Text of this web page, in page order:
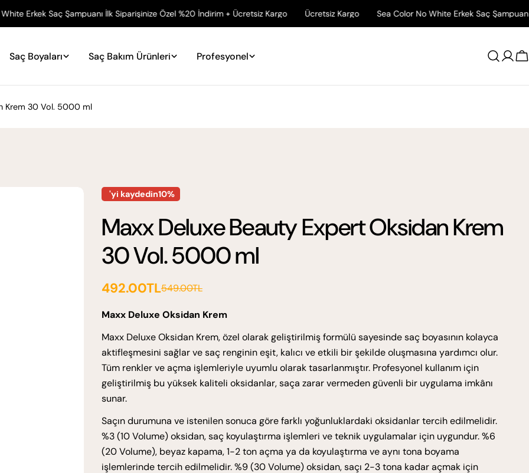
Saç Şampuanı İlk Siparişinize Özel %20 İndirim + Ücretsiz Kargo Ücretsiz Kargo Sea Color No White Erkek Saç Şampuanı İlk
Saç Boyaları Saç Bakım Ürünleri Profesyonel
Giriş
Krem 30 Vol. 5000 ml
'yi kaydedin10%
Maxx Deluxe Beauty Expert Oksidan Krem
30 Vol. 5000 ml
Satış
ücreti
492.00TL
Normal
fiyat
549.00TL
Maxx Deluxe Oksidan Krem
Maxx Deluxe Oksidan Krem, özel olarak geliştirilmiş formülü sayesinde saç boyasının kolayca
aktifleşmesini sağlar ve saç renginin eşit, kalıcı ve etkili bir şekilde oluşmasına yardımcı olur.
Tüm renkler ve açma işlemleriyle uyumlu olarak tasarlanmıştır. Profesyonel kullanım için
geliştirilmiş bu yüksek kaliteli oksidanlar, saça zarar vermeden güvenli bir uygulama imkânı
sunar.
Saçın durumuna ve istenilen sonuca göre farklı yoğunluklardaki oksidanlar tercih edilmelidir.
%3 (10 Volume) oksidan, saç koyulaştırma işlemleri ve teknik uygulamalar için uygundur. %6
(20 Volume), beyaz kapama, 1-2 ton açma ya da koyulaştırma ve aynı tona boyama
işlemlerinde tercih edilmelidir. %9 (30 Volume) oksidan, saçı 2-3 tona kadar açmak için